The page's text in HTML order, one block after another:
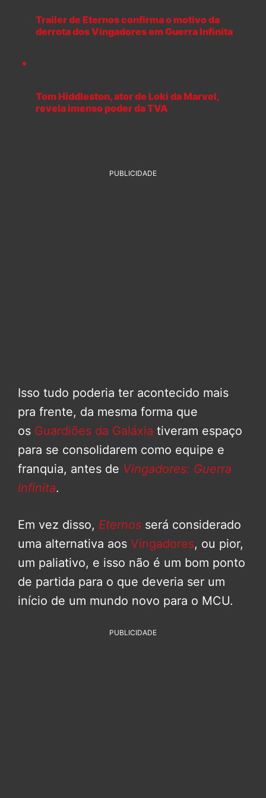
Trailer de Eternos confirma o motivo da
derrota dos Vingadores em Guerra Infinita
Tom Hiddleston, ator de Loki da Marvel,
revela imenso poder da TVA
PUBLICIDADE
Isso tudo poderia ter acontecido mais
pra frente, da mesma forma que
os Guardiões da Galáxia tiveram espaço
para se consolidarem como equipe e
franquia, antes de Vingadores: Guerra
Infinita.
Em vez disso, Eternos será considerado
uma alternativa aos Vingadores, ou pior,
um paliativo, e isso não é um bom ponto
de partida para o que deveria ser um
início de um mundo novo para o MCU.
PUBLICIDADE